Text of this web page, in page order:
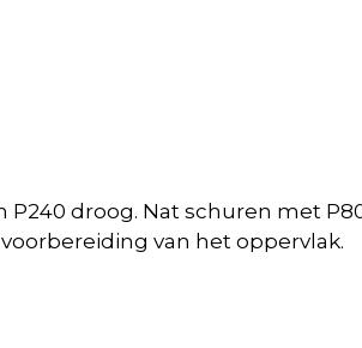
droog. Nat schuren met
van het oppervlak.